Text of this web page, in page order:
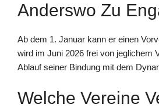
Anderswo Zu
Ab dem 1. Januar kann er einen
wird im Juni 2026 frei von jeglichem
Ablauf seiner Bindung mit dem
Welche Vereine